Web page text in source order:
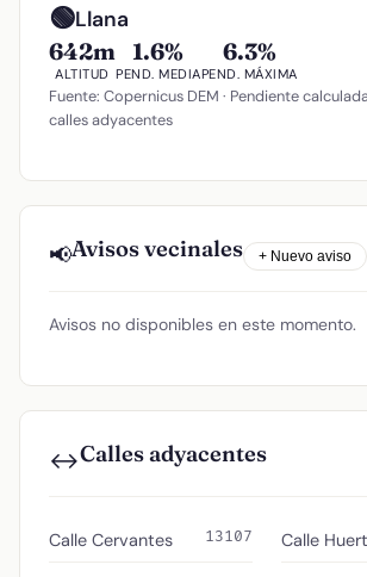
🟢Llana
642m
ALTITUD
1.6%
PEND. MEDIA
6.3%
PEND. MÁXIMA
Fuente: Copernicus DEM · Pendiente
calles adyacentes
📢Avisos vecinales + Nuevo aviso
Avisos no disponibles en este momento.
↔️Calles adyacentes
Calle Cervantes 13107 Calle